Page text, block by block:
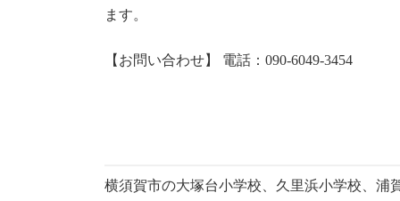
ます。
【お問い合わせ】 電話：090-6049-3454
横須賀市の大塚台小学校、久里浜小学校、浦